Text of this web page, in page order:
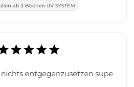
ab 3 Wochen UV SYSTEM
entgegenzusetzen supe